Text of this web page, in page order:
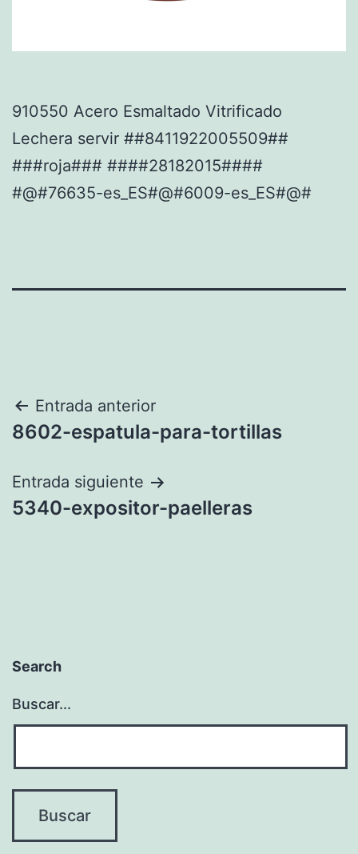
910550 Acero Esmaltado Vitrificado
Lechera servir ##8411922005509##
###roja### ####28182015####
#@#76635-es_ES#@#6009-es_ES#@#
Navegación
de
entradas
Entrada anterior
8602-espatula-para-tortillas
Entrada siguiente
5340-expositor-paelleras
Search
Buscar...